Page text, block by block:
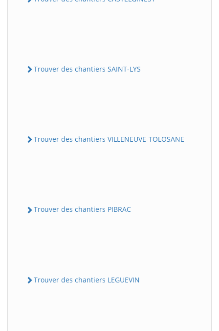
Trouver des chantiers SAINT-LYS
Trouver des chantiers VILLENEUVE-TOLOSANE
Trouver des chantiers PIBRAC
Trouver des chantiers LEGUEVIN